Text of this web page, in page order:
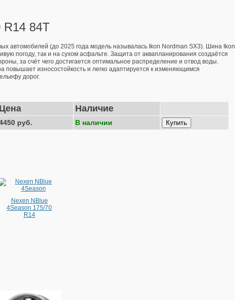
R14 84T
автомобилей (до 2025 года модель называлась Ikon Nordman SX3). Шина Ikon
погоду, так и на сухом асфальте. Защита от аквапланирования создаётся
за счёт чего достигается оптимальное распределение и отвод воды.
повышает износостойкость и легко адаптируется к изменяющимся
дорог.
Цена Наличие
руб. В наличии
Nexen NBlue
4Season 175/70
R14